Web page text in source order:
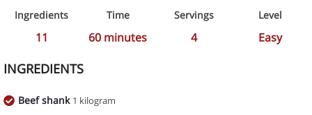
Ingredients
11
Time
60 minutes
Servings
4
Level
Easy
INGREDIENTS
Beef shank 1 kilogram